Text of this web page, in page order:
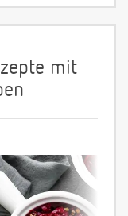
mit